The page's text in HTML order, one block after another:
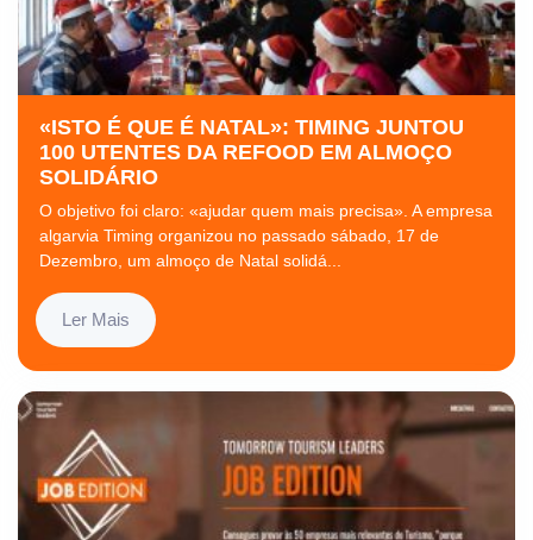
«ISTO É QUE É NATAL»: TIMING JUNTOU
100 UTENTES DA REFOOD EM ALMOÇO
SOLIDÁRIO
O objetivo foi claro: «ajudar quem mais precisa». A empresa
algarvia Timing organizou no passado sábado, 17 de
Dezembro, um almoço de Natal solidá...
Ler Mais